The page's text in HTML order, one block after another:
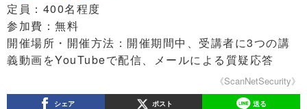
定員：400名程度
参加費：無料
開催場所・開催方法：開催期間中、受講者に3つの講
義動画をYouTubeで配信、メールによる質疑応答
《ScanNetSecurity》
シェア ポスト 送る